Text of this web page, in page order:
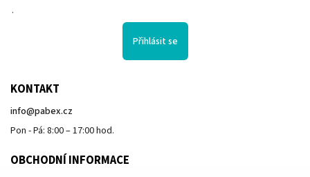
.
Přihlásit se
KONTAKT
info@pabex.cz
Pon - Pá: 8:00 – 17:00 hod.
OBCHODNÍ INFORMACE